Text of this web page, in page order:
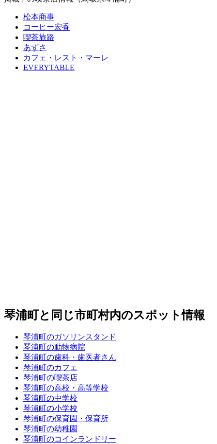
松本商事
コーヒー宏香
喫茶旅路
あずさ
カフェ・レスト・マーレ
EVERYTABLE
琴浦町と同じ市町村内のスポット情報
琴浦町のガソリンスタンド
琴浦町の動物病院
琴浦町の歯科・歯医者さん
琴浦町のカフェ
琴浦町の喫茶店
琴浦町の高校・高等学校
琴浦町の中学校
琴浦町の小学校
琴浦町の保育園・保育所
琴浦町の幼稚園
琴浦町のコインランドリー